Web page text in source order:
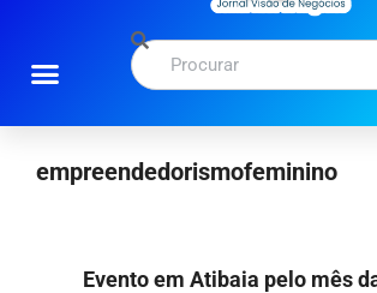
empreendedorismofeminino
Evento em Atibaia pelo mês